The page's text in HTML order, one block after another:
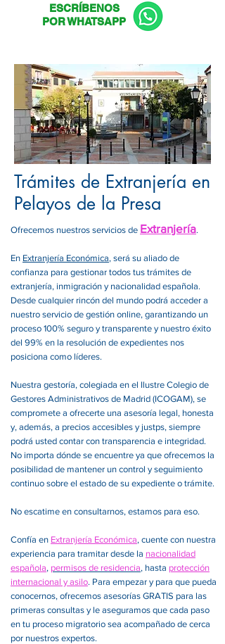
ESCRÍBENOS
POR WHATSAPP
Trámites de Extranjería en
Pelayos de la Presa
Ofrecemos nuestros servicios de Extranjería.
En Extranjería Económica, será su aliado de
confianza para gestionar todos tus trámites de
extranjería, inmigración y nacionalidad española.
Desde cualquier rincón del mundo podrá acceder a
nuestro servicio de gestión online, garantizando un
proceso 100% seguro y transparente y nuestro éxito
del 99% en la resolución de expedientes nos
posiciona como líderes.
Nuestra gestoría, colegiada en el Ilustre Colegio de
Gestores Administrativos de Madrid (ICOGAM), se
compromete a ofrecerte una asesoría legal, honesta
y, además, a precios accesibles y justps, siempre
podrá usted contar con transparencia e integridad.
No importa dónde se encuentre ya que ofrecemos la
posibilidad de mantener un control y seguimiento
continuo sobre el estado de su expediente o trámite.
No escatime en consultarnos, estamos para eso.
Confía en Extranjería Económica, cuente con nuestra
experiencia para tramitar desde la nacionalidad
española, permisos de residencia, hasta protección
internacional y asilo. Para empezar y para que pueda
conocernos, ofrecemos asesorías GRATIS para las
primeras consultas y le aseguramos que cada paso
en tu proceso migratorio sea acompañado de cerca
por nuestros expertos.